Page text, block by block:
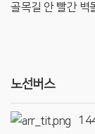
골목길 안 빨간 벽
노선버스